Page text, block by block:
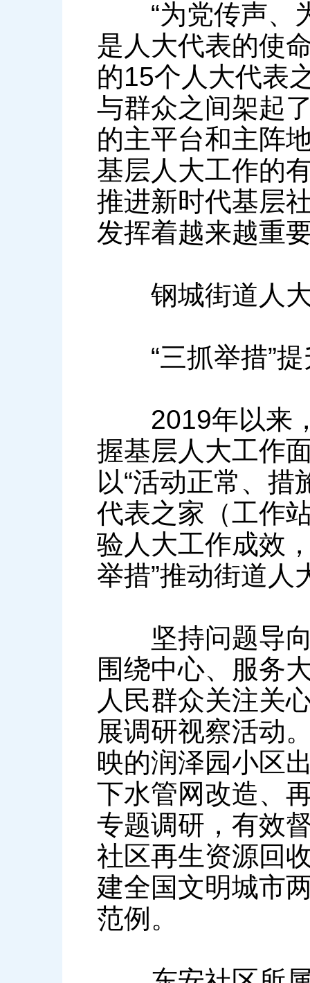
“为党传声、为
是人大代表的使
的15个人大代表
与群众之间架起
的主平台和主阵
基层人大工作的
推进新时代基层
发挥着越来越重
钢城街道人大
“三抓举措”提
2019年以来，
握基层人大工作
以“活动正常、措
代表之家（工作
验人大工作成效
举措”推动街道人
坚持问题导向
围绕中心、服务
人民群众关注关
展调研视察活动
映的润泽园小区
下水管网改造、
专题调研，有效
社区再生资源回
建全国文明城市
范例。